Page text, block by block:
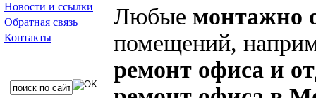
Новости и ссылки
Обратная связь
Контакты
Любые монтажно
помещений,
ремонт офиса и